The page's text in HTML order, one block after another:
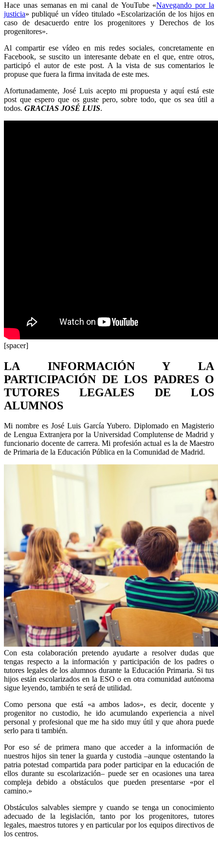
Hace unas semanas en mi canal de YouTube «Navegando por la
justicia» publiqué un vídeo titulado «Escolarización de los hijos en
caso de desacuerdo entre los progenitores y Derechos de los
progenitores».
Al compartir ese vídeo en mis redes sociales, concretamente en
Facebook, se suscito un interesante debate en el que, entre otros,
participó el autor de este post. A la vista de sus comentarios le
propuse que fuera la firma invitada de este mes.
Afortunadamente, José Luis acepto mi propuesta y aquí está este
post que espero que os guste pero, sobre todo, que os sea útil a
todos. GRACIAS JOSÉ LUIS.
[spacer]
LA INFORMACIÓN Y LA
PARTICIPACIÓN DE LOS PADRES O
TUTORES LEGALES DE LOS
ALUMNOS
Mi nombre es José Luis García Yubero. Diplomado en Magisterio
de Lengua Extranjera por la Universidad Complutense de Madrid y
funcionario docente de carrera. Mi profesión actual es la de Maestro
de Primaria de la Educación Pública en la Comunidad de Madrid.
Con esta colaboración pretendo ayudarte a resolver dudas que
tengas respecto a la información y participación de los padres o
tutores legales de los alumnos durante la Educación Primaria. Si tus
hijos están escolarizados en la ESO o en otra comunidad autónoma
sigue leyendo, también te será de utilidad.
Como persona que está «a ambos lados», es decir, docente y
progenitor no custodio, he ido acumulando experiencia a nivel
personal y profesional que me ha sido muy útil y que ahora puede
serlo para ti también.
Por eso sé de primera mano que acceder a la información de
nuestros hijos sin tener la guarda y custodia –aunque ostentando la
patria potestad compartida para poder participar en la educación de
ellos durante su escolarización– puede ser en ocasiones una tarea
compleja debido a obstáculos que pueden presentarse «por el
camino.»
Obstáculos salvables siempre y cuando se tenga un conocimiento
adecuado de la legislación, tanto por los progenitores, tutores
legales, maestros tutores y en particular por los equipos directivos de
los centros.